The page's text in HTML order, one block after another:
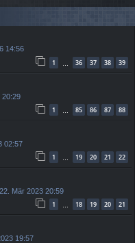
14:56
1 36 37 38 39
20:29
1 85 86 87 88
02:57
1 19 20 21 22
22. Mär 2023 20:59
1 18 19 20 21
19:57